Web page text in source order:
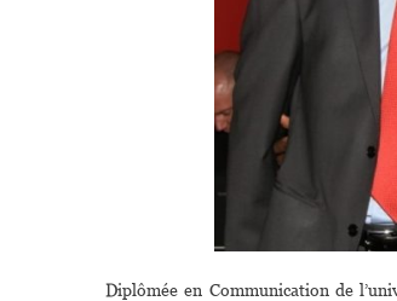
Diplômée en Communication de